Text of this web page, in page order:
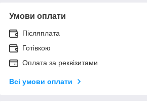
Умови оплати
Післяплата
Готівкою
Оплата за реквізитами
Всі умови оплати